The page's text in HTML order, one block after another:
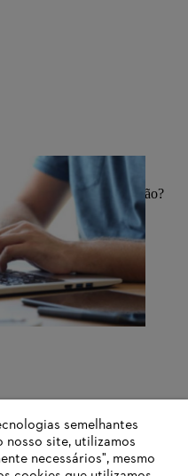
pergunta ou solicitação?
da STIHL.
semelhantes
site, utilizamos
necessários", mesmo